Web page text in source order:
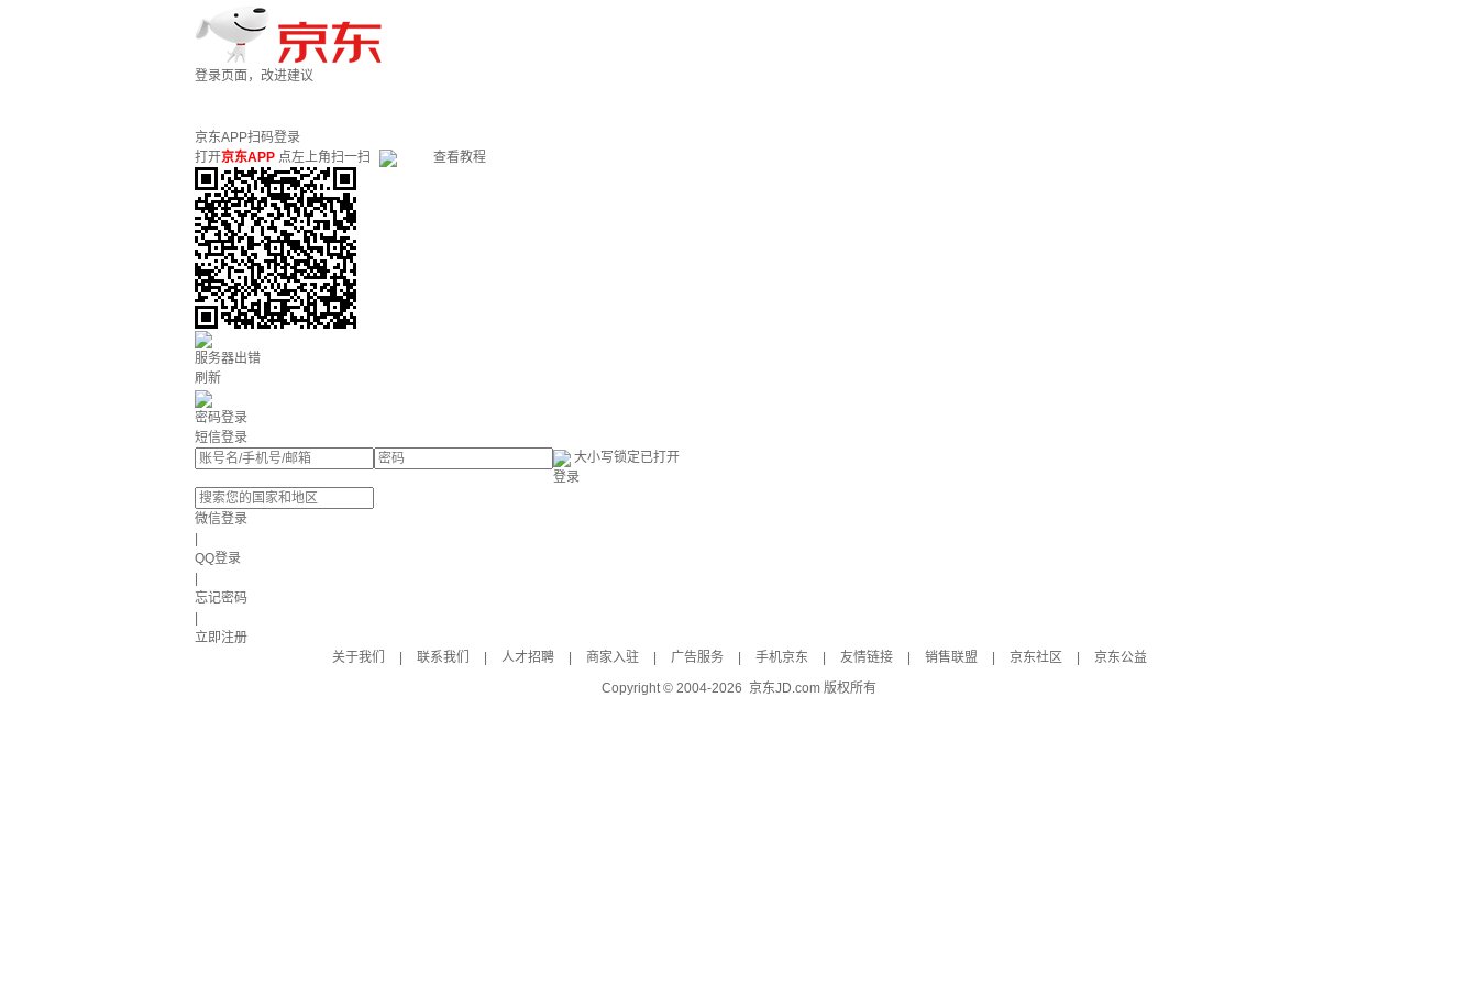
登录页面，改进建议
京东APP扫码登录
打开京东APP 点左上角扫一扫 查看教程
服务器出错
刷新
密码登录
短信登录
大小写锁定已打开
登录
微信登录
QQ登录
忘记密码
立即注册
关于我们
联系我们 人才招聘 商家入驻 广告服务 手机京东 友情链接 销售联盟 京东社区
京东公益
Copyright © 2004-2026 京东JD.com 版权所有